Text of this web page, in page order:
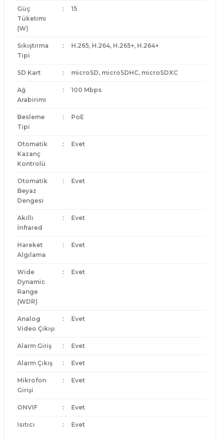
Güç
Tüketimi
(W)
: 15
Sıkıştırma
Tipi
: H.265, H.264, H.265+, H.264+
SD Kart : microSD, microSDHC, microSDXC
Ağ
Arabirimi
: 100 Mbps
Besleme
Tipi
: PoE
Otomatik
Kazanç
Kontrolü
: Evet
Otomatik
Beyaz
Dengesi
: Evet
Akıllı
İnfrared
: Evet
Hareket
Algılama
: Evet
Wide
Dynamic
Range
(WDR)
: Evet
Analog
Video Çıkışı
: Evet
Alarm Giriş : Evet
Alarm Çıkış : Evet
Mikrofon
Girişi
: Evet
ONVIF : Evet
Isıtıcı : Evet